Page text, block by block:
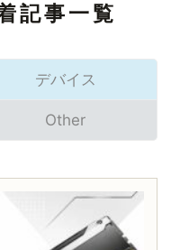
記事一覧
デバイス
Other